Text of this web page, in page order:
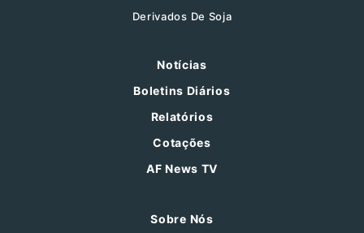
Derivados De Soja
Notícias
Boletins Diários
Relatórios
Cotações
AF News TV
Sobre Nós